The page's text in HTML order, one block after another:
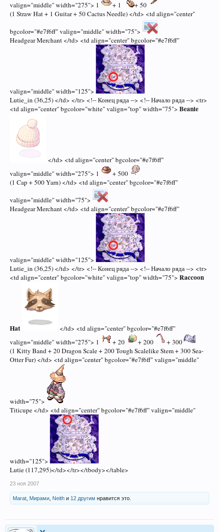
valign="middle" width="275"> 1
+ 1
+ 50
(1 Straw Hat + 1 Guitar + 50 Cactus Needle) </td> <td align="center"
bgcolor="#e7f6ff" valign="middle" width="75">
Headgear Merchant </td> <td align="center" bgcolor="#e7f6ff"
valign="middle" width="125">
Lutie_in (36,25) </td> </tr> <!-- Конец ряда --> <!-- Начало ряда --> <tr>
<td align="center" bgcolor="white" valign="top" width="75"> Beanie
</td> <td align="center" bgcolor="#e7f6ff"
valign="middle" width="275"> 1
+ 500
(1 Cap + 500 Yarn) </td> <td align="center" bgcolor="#e7f6ff"
valign="middle" width="75">
Headgear Merchant </td> <td align="center" bgcolor="#e7f6ff"
valign="middle" width="125">
Lutie_in (36,25) </td> </tr> <!-- Конец ряда --> <!-- Начало ряда --> <tr>
<td align="center" bgcolor="white" valign="top" width="75"> Raccoon
Hat
</td> <td align="center" bgcolor="#e7f6ff"
valign="middle" width="275"> 1
+ 20 + 200
+ 300
(1 Kitty Band + 20 Dragon Scale + 200 Tough Scalelike Stem + 300 Sea-
Otter Fur) </td> <td align="center" bgcolor="#e7f6ff" valign="middle"
width="75">
Titicupe </td> <td align="center" bgcolor="#e7f6ff" valign="middle"
width="125">
Lutie (117,295)</td></tr></tbody></table>
23 ноя 2007
Marat Мирами Neith и 12 другим нравится это.